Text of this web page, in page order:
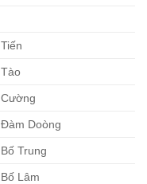
Tiến
Tào
Cường
Đàm Doòng
Bố Trung
Bố Lâm